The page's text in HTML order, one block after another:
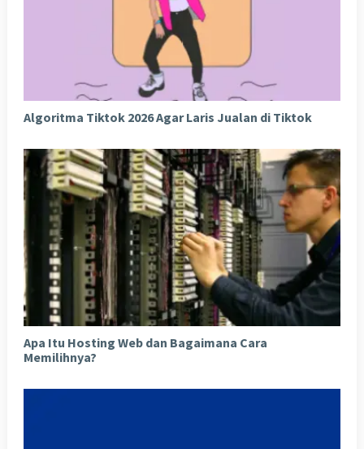
Algoritma Tiktok 2026 Agar Laris Jualan di Tiktok
Apa Itu Hosting Web dan Bagaimana Cara
Memilihnya?